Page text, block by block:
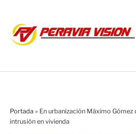
Portada » En urbanización Máximo Gómez
intrusión en vivienda